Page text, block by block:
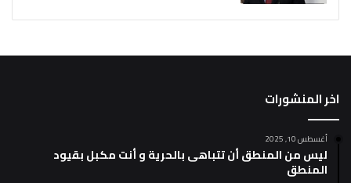
اخر المنشورات
أغسطس 10, 2025
ليس من المنطق أن تتباهى بالحرية و أنت مكبل بقيود
المنطق